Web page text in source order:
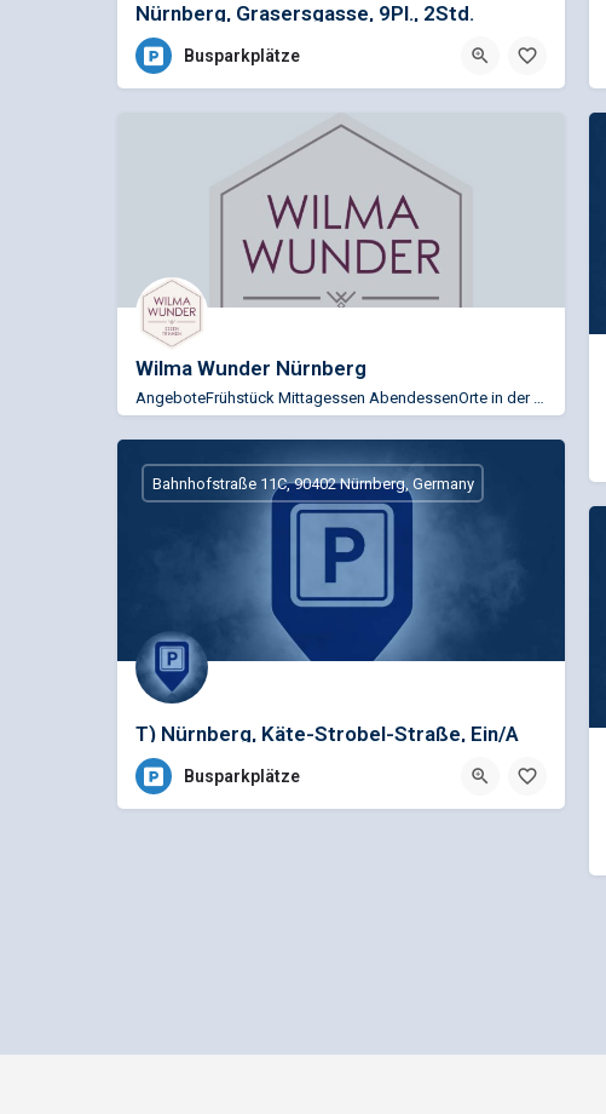
Nürnberg, Grasersgasse, 9Pl., 2Std.
Busparkplätze
Wilma Wunder Nürnberg
AngeboteFrühstück Mittagessen AbendessenOrte in der UmgebungDirekt vor dem Hauptbahnhof Nürnberg und ca 100…
Königstrasse 83-87, 90402 Nürnberg, Deutschland
T) Nürnberg, Käte-Strobel-Straße, Ein/A
Bahnhofstraße 11C, 90402 Nürnberg, Germany
Busparkplätze